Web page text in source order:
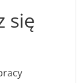
się